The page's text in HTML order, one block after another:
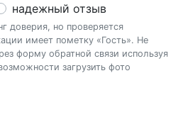
надежный отзыв
доверия, но проверяется
имеет пометку «Гость». Не
форму обратной связи используя
загрузить фото